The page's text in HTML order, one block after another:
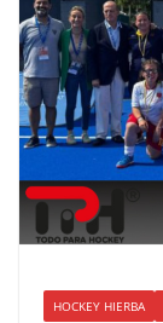
HOCKEY HIERBA